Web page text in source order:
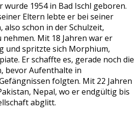
1954 in Bad Ischl geboren.
Eltern lebte er bei seiner
also schon in der Schulzeit,
Mit 18 Jahren war er
und spritzte sich Morphium,
Er schaffte es, gerade noch die
bevor Aufenthalte in
folgten. Mit 22 Jahren
Nepal, wo er endgültig bis
abglitt.